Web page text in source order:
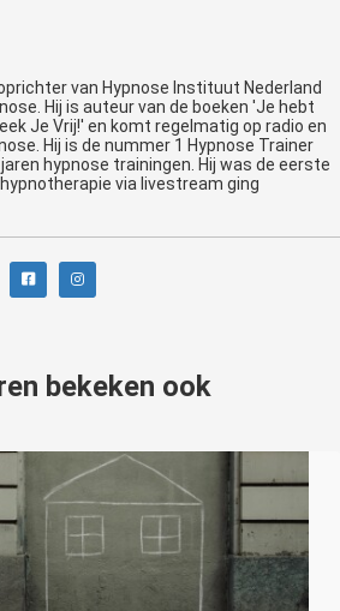
van Hypnose Instituut Nederland
Hij is auteur van de boeken 'Je hebt
Je Vrij!' en komt regelmatig op radio en
Hij is de nummer 1 Hypnose Trainer
hypnose trainingen. Hij was de eerste
via livestream ging
bekeken ook